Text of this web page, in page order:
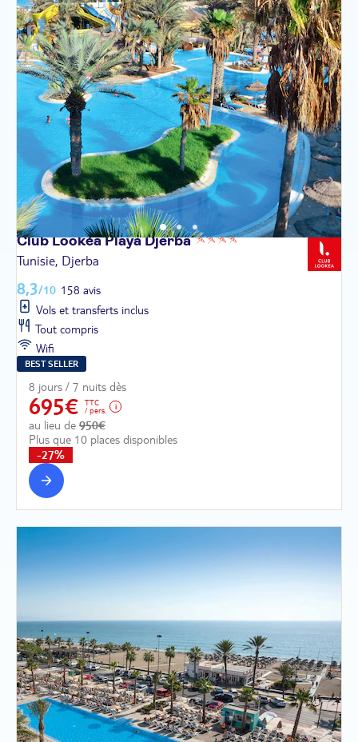
Club Lookéa PlayaDjerba
Tunisie, Djerba
8,3/10 158 avis
Vols et transferts inclus
Tout compris
Wifi
BEST SELLER
8 jours / 7 nuits dès
695€
TTC
/ pers.
au lieu de 950€
Plus que 10 places disponibles
-27%